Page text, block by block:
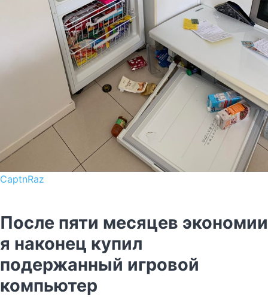
CaptnRaz
После пяти месяцев экономии
я наконец купил
подержанный игровой
компьютер